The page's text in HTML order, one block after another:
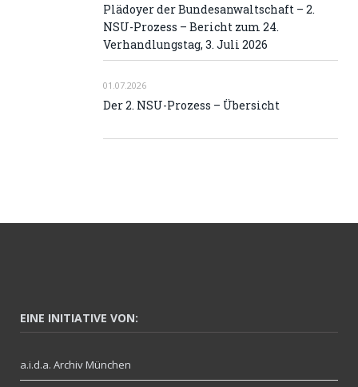
Plädoyer der Bundesanwaltschaft – 2.
NSU-Prozess – Bericht zum 24.
Verhandlungstag, 3. Juli 2026
01.07.2026
Der 2. NSU-Prozess – Übersicht
EINE INITIATIVE VON:
a.i.d.a. Archiv München